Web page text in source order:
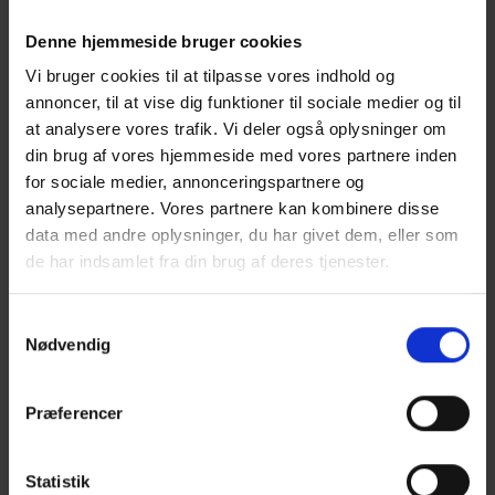
Denne hjemmeside bruger cookies
Vi bruger cookies til at tilpasse vores indhold og
annoncer, til at vise dig funktioner til sociale medier og til
at analysere vores trafik. Vi deler også oplysninger om
din brug af vores hjemmeside med vores partnere inden
for sociale medier, annonceringspartnere og
analysepartnere. Vores partnere kan kombinere disse
data med andre oplysninger, du har givet dem, eller som
de har indsamlet fra din brug af deres tjenester.
Nødvendig
Præferencer
Statistik
Trægulve og indeklima
TRÆfakta 14 Indeklimaet har stor betydning for brugernes
trivsel, men også for hvordan træet reagerer.